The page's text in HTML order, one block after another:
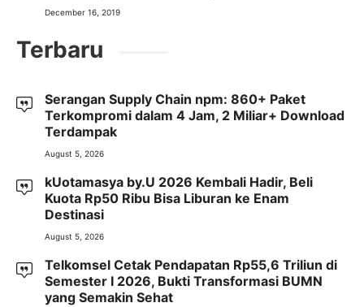
December 16, 2019
Terbaru
Serangan Supply Chain npm: 860+ Paket
Terkompromi dalam 4 Jam, 2 Miliar+ Download
Terdampak
August 5, 2026
kUotamasya by.U 2026 Kembali Hadir, Beli
Kuota Rp50 Ribu Bisa Liburan ke Enam
Destinasi
August 5, 2026
Telkomsel Cetak Pendapatan Rp55,6 Triliun di
Semester I 2026, Bukti Transformasi BUMN
yang Semakin Sehat